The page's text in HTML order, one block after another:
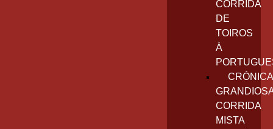
CORRIDA
DE
TOIROS
À
CRÓNICA
CORRIDA
MISTA